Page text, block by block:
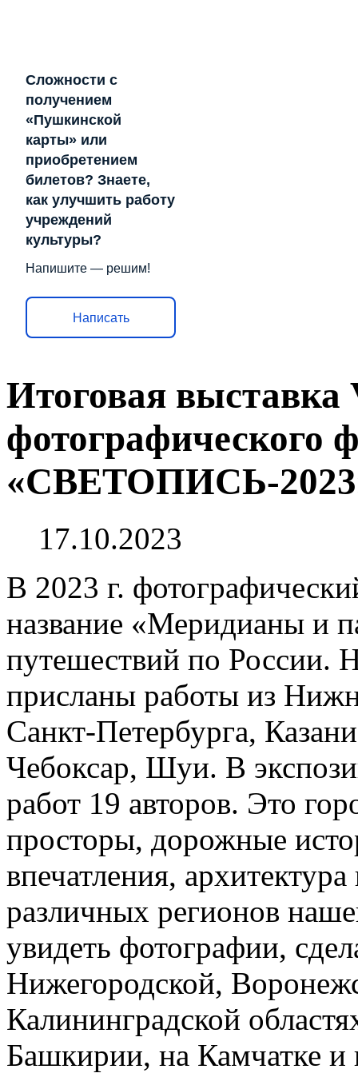
Сложности с
получением
«Пушкинской
карты» или
приобретением
билетов? Знаете,
как улучшить работу
учреждений
культуры?
Напишите — решим!
Написать
Итоговая выставка
фотографического
«СВЕТОПИСЬ-
17.10.2023
В 2023 г.
название «Меридианы и
путешествий по России.
присланы работы из
Санкт-Петербурга,
Чебоксар, Шуи. В
работ 19 авторов. Это
просторы, дорожные
впечатления,
различных регионов
увидеть фотографии,
Нижегородской,
Калининградской
Башкирии, на Камчатке и